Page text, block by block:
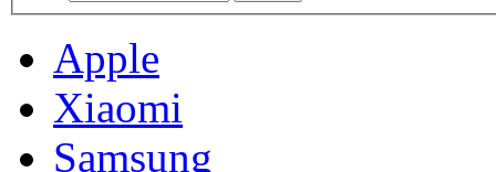
Apple
Xiaomi
Samsung